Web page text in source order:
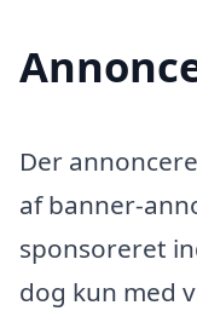
Der
af banner-
sponsoreret
dog kun med